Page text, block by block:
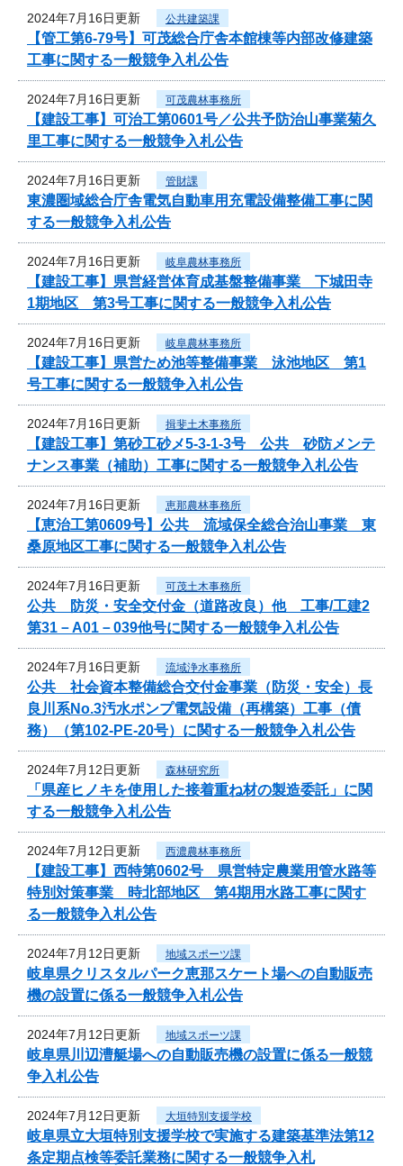
2024年7月16日更新 公共建築課
【管工第6-79号】可茂総合庁舎本館棟等内部改修建築
工事に関する一般競争入札公告
2024年7月16日更新 可茂農林事務所
【建設工事】可治工第0601号／公共予防治山事業菊久
里工事に関する一般競争入札公告
2024年7月16日更新 管財課
東濃圏域総合庁舎電気自動車用充電設備整備工事に関
する一般競争入札公告
2024年7月16日更新 岐阜農林事務所
【建設工事】県営経営体育成基盤整備事業 下城田寺
1期地区 第3号工事に関する一般競争入札公告
2024年7月16日更新 岐阜農林事務所
【建設工事】県営ため池等整備事業 泳池地区 第1
号工事に関する一般競争入札公告
2024年7月16日更新 揖斐土木事務所
【建設工事】第砂工砂メ5-3-1-3号 公共 砂防メンテ
ナンス事業（補助）工事に関する一般競争入札公告
2024年7月16日更新 恵那農林事務所
【恵治工第0609号】公共 流域保全総合治山事業 東
桑原地区工事に関する一般競争入札公告
2024年7月16日更新 可茂土木事務所
公共 防災・安全交付金（道路改良）他 工事/工建2
第31－A01－039他号に関する一般競争入札公告
2024年7月16日更新 流域浄水事務所
公共 社会資本整備総合交付金事業（防災・安全）長
良川系No.3汚水ポンプ電気設備（再構築）工事（債
務）（第102-PE-20号）に関する一般競争入札公告
2024年7月12日更新 森林研究所
「県産ヒノキを使用した接着重ね材の製造委託」に関
する一般競争入札公告
2024年7月12日更新 西濃農林事務所
【建設工事】西特第0602号 県営特定農業用管水路等
特別対策事業 時北部地区 第4期用水路工事に関す
る一般競争入札公告
2024年7月12日更新 地域スポーツ課
岐阜県クリスタルパーク恵那スケート場への自動販売
機の設置に係る一般競争入札公告
2024年7月12日更新 地域スポーツ課
岐阜県川辺漕艇場への自動販売機の設置に係る一般競
争入札公告
2024年7月12日更新 大垣特別支援学校
岐阜県立大垣特別支援学校で実施する建築基準法第12
条定期点検等委託業務に関する一般競争入札